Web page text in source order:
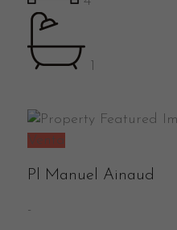
1
Venta
Pl Manuel Ainaud
-